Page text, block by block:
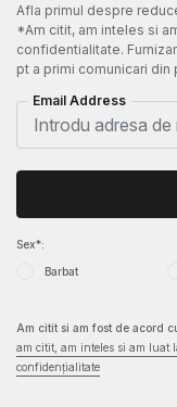
Afla primul despre
*Am citit, am inteles si
confidentialitate.
pt a primi comunicari din
Email Address
Sex*:
Barbat
Am citit si am fost de acord
am citit, am inteles si am luat
confidențialitate